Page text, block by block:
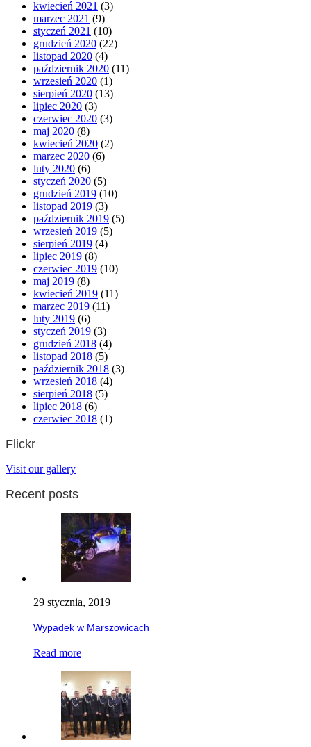
kwiecień 2021 (3)
marzec 2021 (9)
styczeń 2021 (10)
grudzień 2020 (22)
listopad 2020 (4)
październik 2020 (11)
wrzesień 2020 (1)
sierpień 2020 (13)
lipiec 2020 (3)
czerwiec 2020 (3)
maj 2020 (8)
kwiecień 2020 (2)
marzec 2020 (6)
luty 2020 (6)
styczeń 2020 (5)
grudzień 2019 (10)
listopad 2019 (3)
październik 2019 (5)
wrzesień 2019 (5)
sierpień 2019 (4)
lipiec 2019 (8)
czerwiec 2019 (10)
maj 2019 (8)
kwiecień 2019 (11)
marzec 2019 (11)
luty 2019 (6)
styczeń 2019 (3)
grudzień 2018 (4)
listopad 2018 (5)
październik 2018 (3)
wrzesień 2018 (4)
sierpień 2018 (5)
lipiec 2018 (6)
czerwiec 2018 (1)
Flickr
Visit our gallery
Recent posts
29 stycznia, 2019
Wypadek w Marszowicach
Read more